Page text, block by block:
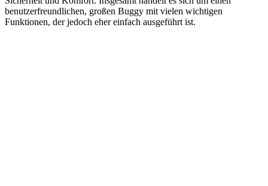
benutzerfreundlichen, großen Buggy mit vielen wichtigen
Funktionen, der jedoch eher einfach ausgeführt ist.